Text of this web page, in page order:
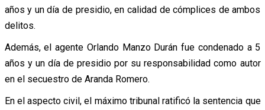
años y un día de presidio, en calidad de cómplices de ambos
delitos.
Además, el agente Orlando Manzo Durán fue condenado a 5
años y un día de presidio por su responsabilidad como autor
en el secuestro de Aranda Romero.
En el aspecto civil, el máximo tribunal ratificó la sentencia que